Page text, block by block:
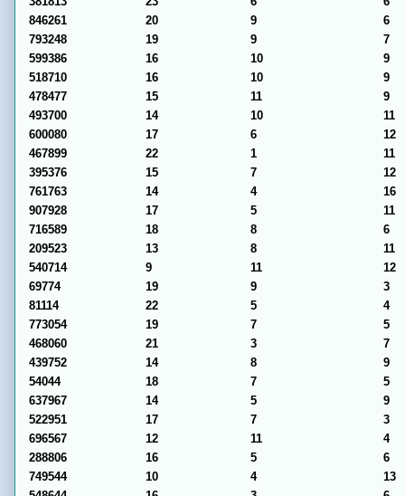
846261
20 9
6
793248
19 9
7
599386
16 10
9
518710
16 10
9
478477
15 11
9
493700
14 10
11
600080
17 6
12
467899
22 1
11
395376
15 7
12
761763
14 4
16
907928
17 5
11
716589
18 8
6
209523
13 8
11
540714
9 11
12
69774
19 9
3
81114
22 5
4
773054
19 7
5
468060
21 3
7
439752
14 8
9
54044
18 7
5
637967
14 5
9
522951
17 7
3
696567
12 11
4
288806
16 5
6
749544
10 4
13